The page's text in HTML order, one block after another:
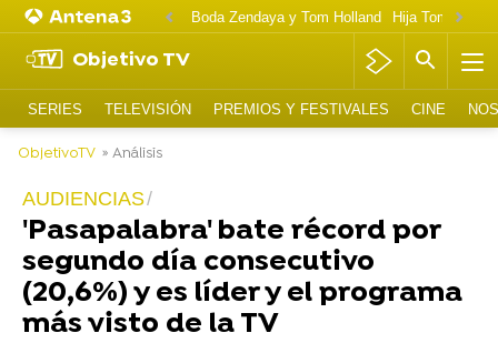
Boda Zendaya y Tom Holland Hija Tom
Objetivo TV
SERIES TELEVISIÓN PREMIOS Y FESTIVALES CINE
ObjetivoTV » Análisis
AUDIENCIAS
'Pasapalabra' bate récord por
segundo día consecutivo
(20,6%) y es líder y el programa
más visto de la TV